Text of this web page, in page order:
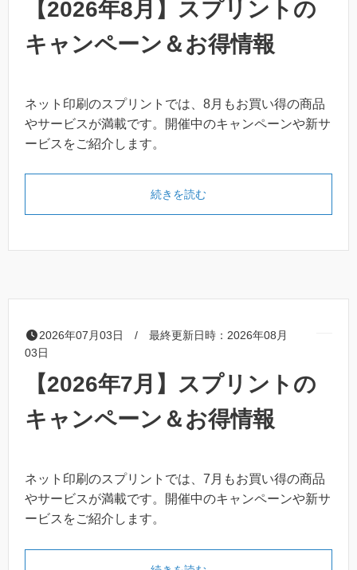
【2026年8月】スプリントの
キャンペーン＆お得情報
ネット印刷のスプリントでは、8月もお買い得の商品
やサービスが満載です。開催中のキャンペーンや新サ
ービスをご紹介します。
続きを読む「【2026年8月】スプリント
2026年07月03日 / 最終更新日時：2026年08月
03日
【2026年7月】スプリントの
キャンペーン＆お得情報
ネット印刷のスプリントでは、7月もお買い得の商品
やサービスが満載です。開催中のキャンペーンや新サ
ービスをご紹介します。